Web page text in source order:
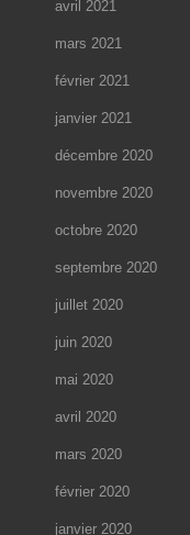
avril 2021
mars 2021
février 2021
janvier 2021
décembre 2020
novembre 2020
octobre 2020
septembre 2020
juillet 2020
juin 2020
mai 2020
avril 2020
mars 2020
février 2020
janvier 2020